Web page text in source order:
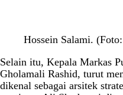
Hossein Salami.
Selain itu, Kepala Markas
Gholamali Rashid, turut
dikenal sebagai arsitek